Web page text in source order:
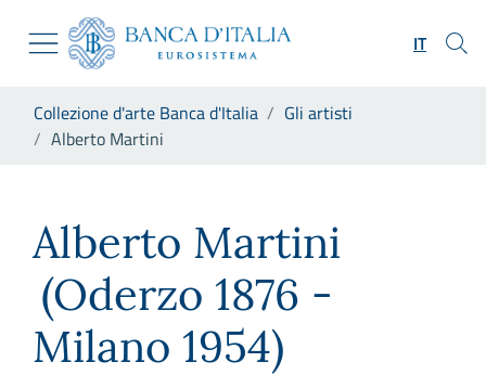
Skip to Main Content
Vai al sito istituzionale
Vai al menu di navigazione
Vai alla ricerca
Vai al footer
IT
Collezione d'arte Banca d'Italia
Gli artisti
Alberto Martini
Alberto Martini
(Oderzo 1876 -
Milano 1954)